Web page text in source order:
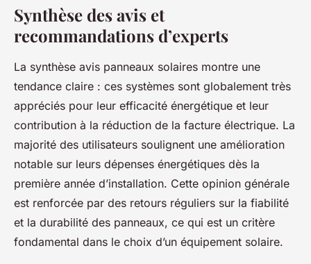
Synthèse des avis et
recommandations d’experts
La synthèse avis panneaux solaires montre une
tendance claire : ces systèmes sont globalement très
appréciés pour leur efficacité énergétique et leur
contribution à la réduction de la facture électrique. La
majorité des utilisateurs soulignent une amélioration
notable sur leurs dépenses énergétiques dès la
première année d’installation. Cette opinion générale
est renforcée par des retours réguliers sur la fiabilité
et la durabilité des panneaux, ce qui est un critère
fondamental dans le choix d’un équipement solaire.